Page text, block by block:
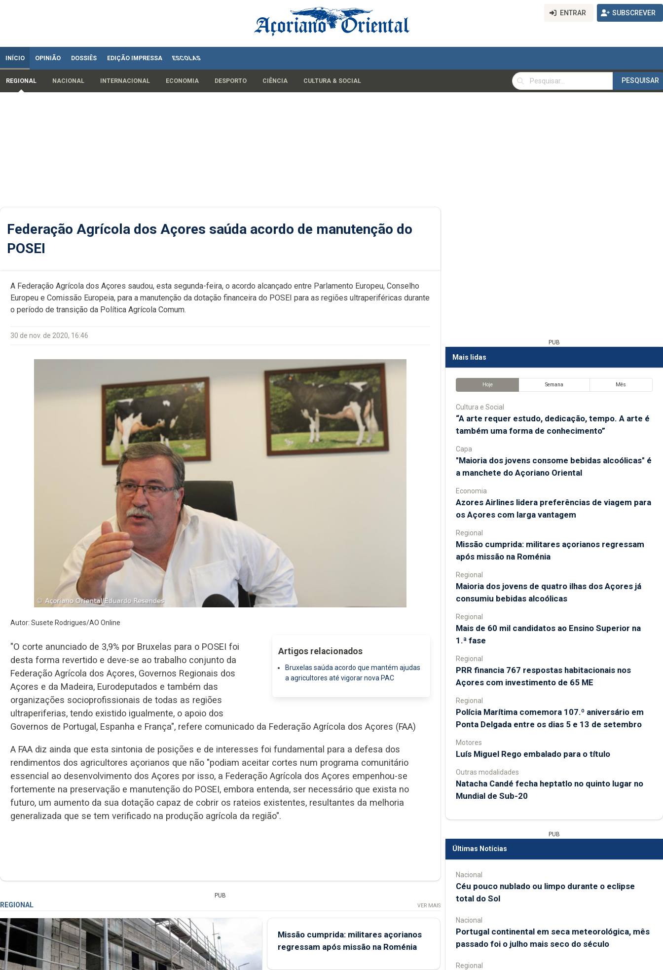
ENTRAR SUBSCREVER
INÍCIO OPINIÃO DOSSIÊS EDIÇÃO IMPRESSA ESCOLAS
REGIONAL NACIONAL INTERNACIONAL ECONOMIA DESPORTO CIÊNCIA CULTURA & SOCIAL
PESQUISAR
PESQUISAR
Federação Agrícola dos Açores saúda acordo de manutenção do
POSEI
A Federação Agrícola dos Açores saudou, esta segunda-feira, o acordo alcançado entre Parlamento Europeu, Conselho
Europeu e Comissão Europeia, para a manutenção da dotação financeira do POSEI para as regiões ultraperiféricas durante
o período de transição da Política Agrícola Comum.
30 de nov. de 2020, 16:46
Autor: Susete Rodrigues/AO Online
Artigos relacionados
Bruxelas saúda acordo que mantém ajudas
a agricultores até vigorar nova PAC
"O corte anunciado de 3,9% por Bruxelas para o POSEI foi
desta forma revertido e deve-se ao trabalho conjunto da
Federação Agrícola dos Açores, Governos Regionais dos
Açores e da Madeira, Eurodeputados e também das
organizações socioprofissionais de todas as regiões
ultraperiferias, tendo existido igualmente, o apoio dos
Governos de Portugal, Espanha e França", refere comunicado da Federação Agrícola dos Açores (FAA)
A FAA diz ainda que esta sintonia de posições e de interesses foi fundamental para a defesa dos
rendimentos dos agricultores açorianos que não "podiam aceitar cortes num programa comunitário
essencial ao desenvolvimento dos Açores por isso, a Federação Agrícola dos Açores empenhou-se
fortemente na preservação e manutenção do POSEI, embora entenda, ser necessário que exista no
futuro, um aumento da sua dotação capaz de cobrir os rateios existentes, resultantes da melhoria
generalizada que se tem verificado na produção agrícola da região".
PUB
REGIONAL VER MAIS
Missão cumprida: militares açorianos
regressam após missão na Roménia
PUB
Mais lidas
Hoje Semana Mês
Cultura e Social
“A arte requer estudo, dedicação, tempo. A arte é
também uma forma de conhecimento”
Capa
"Maioria dos jovens consome bebidas alcoólicas" é
a manchete do Açoriano Oriental
Economia
Azores Airlines lidera preferências de viagem para
os Açores com larga vantagem
Regional
Missão cumprida: militares açorianos regressam
após missão na Roménia
Regional
Maioria dos jovens de quatro ilhas dos Açores já
consumiu bebidas alcoólicas
Regional
Mais de 60 mil candidatos ao Ensino Superior na
1.ª fase
Regional
PRR financia 767 respostas habitacionais nos
Açores com investimento de 65 ME
Regional
Polícia Marítima comemora 107.º aniversário em
Ponta Delgada entre os dias 5 e 13 de setembro
Motores
Luís Miguel Rego embalado para o título
Outras modalidades
Natacha Candé fecha heptatlo no quinto lugar no
Mundial de Sub-20
PUB
Últimas Notícias
Nacional
Céu pouco nublado ou limpo durante o eclipse
total do Sol
Nacional
Portugal continental em seca meteorológica, mês
passado foi o julho mais seco do século
Regional